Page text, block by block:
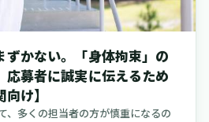
門用語や、細かすぎる分析の話はし
のクリニックでもできそうだ」と感
ずかない。「身体拘束」の
応募者に誠実に伝えるため
け】
、多くの担当者の方が慎重になるの